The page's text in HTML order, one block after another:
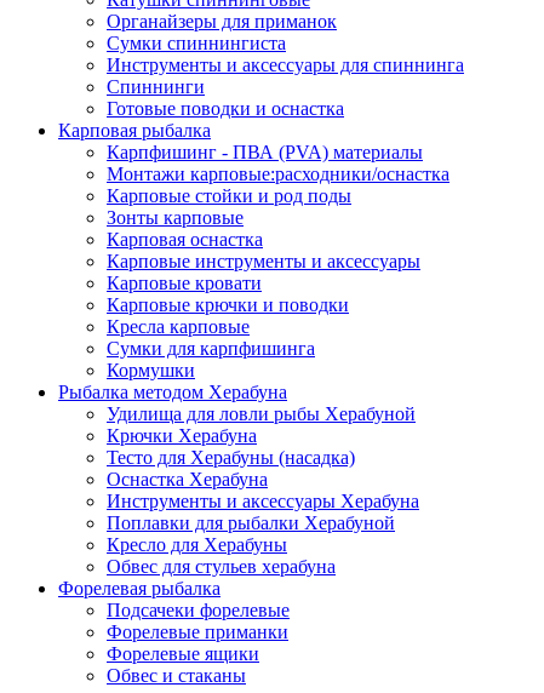
Органайзеры для приманок
Сумки спиннингиста
Инструменты и аксессуары для спиннинга
Спиннинги
Готовые поводки и оснастка
Карповая рыбалка
Карпфишинг - ПВА (PVA) материалы
Монтажи карповые:расходники/оснастка
Карповые стойки и род поды
Зонты карповые
Карповая оснастка
Карповые инструменты и аксессуары
Карповые кровати
Карповые крючки и поводки
Кресла карповые
Сумки для карпфишинга
Кормушки
Рыбалка методом Херабуна
Удилища для ловли рыбы Херабуной
Крючки Херабуна
Тесто для Херабуны (насадка)
Оснастка Херабуна
Инструменты и аксессуары Херабуна
Поплавки для рыбалки Херабуной
Кресло для Херабуны
Обвес для стульев херабуна
Форелевая рыбалка
Подсачеки форелевые
Форелевые приманки
Форелевые ящики
Обвес и стаканы